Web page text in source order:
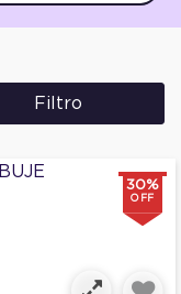
Filtro
30%
OFF